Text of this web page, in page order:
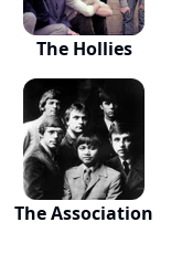
The Hollies
The Association